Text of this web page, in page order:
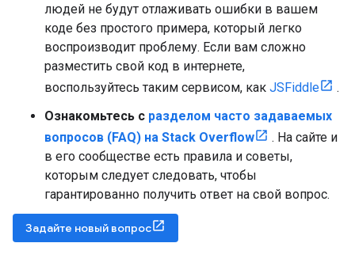
людей не будут отлаживать ошибки в вашем
коде без простого примера, который легко
воспроизводит проблему. Если вам сложно
разместить свой код в интернете,
воспользуйтесь таким сервисом, как JSFiddle
.
Ознакомьтесь с разделом часто задаваемых
вопросов (FAQ) на Stack Overflow
. На сайте и
в его сообществе есть правила и советы,
которым следует следовать, чтобы
гарантированно получить ответ на свой вопрос.
Задайте новый вопрос